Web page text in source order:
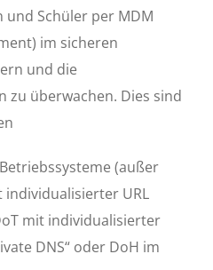
Schüler per MDM
im sicheren
und die
zu überwachen. Dies sind
(außer
URL
mit individualisierter
DNS“ oder DoH im